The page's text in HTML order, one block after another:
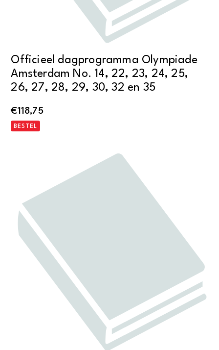
Officieel dagprogramma Olympiade
Amsterdam No. 14, 22, 23, 24, 25,
26, 27, 28, 29, 30, 32 en 35
€118,75
BESTEL